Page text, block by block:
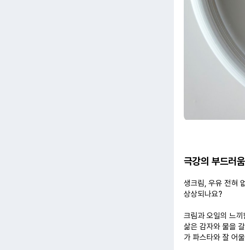
극강의 부드러
생크림, 우유 전혀
상상되나요?
크림과 오일의 느
삶은 감자와 물을
가 파스타와 잘 어